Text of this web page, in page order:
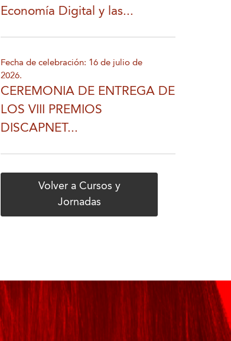
Economía Digital y las...
Fecha de celebración: 16 de julio de
2026.
CEREMONIA DE ENTREGA DE
LOS VIII PREMIOS
DISCAPNET...
Volver a Cursos y
Jornadas